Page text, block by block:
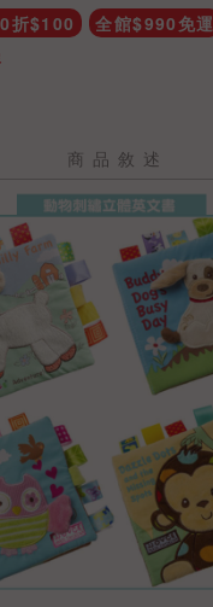
折$100
全館$990免運
商品敘述